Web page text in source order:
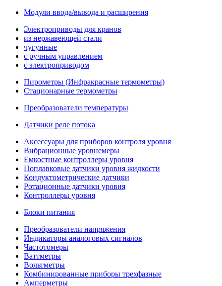
Модули ввода/вывода и расширения
Электроприводы для кранов
из нержавеющей стали
чугунные
с ручным управлением
c электроприводом
Пирометры (Инфракрасные термометры)
Стационарные термометры
Преобразователи температуры
Датчики реле потока
Аксессуары для приборов контроля уровня
Вибрационные уровнемеры
Емкостные контроллеры уровня
Поплавковые датчики уровня жидкости
Кондуктометрические датчики
Ротационные датчики уровня
Контроллеры уровня
Блоки питания
Преобразователи напряжения
Индикаторы аналоговых сигналов
Частотомеры
Ваттметры
Вольтметры
Комбинированные приборы трехфазные
Амперметры